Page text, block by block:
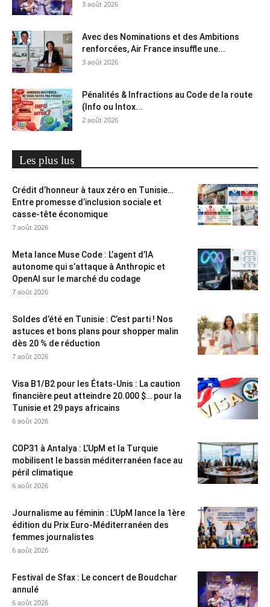
3 août 2026
Avec des Nominations et des Ambitions
renforcées, Air France insuffle une...
3 août 2026
Pénalités & Infractions au Code de la route
(Info ou Intox...
2 août 2026
Les plus lus
Crédit d’honneur à taux zéro en Tunisie…
Entre promesse d’inclusion sociale et
casse-tête économique
7 août 2026
Meta lance Muse Code : L’agent d’IA
autonome qui s’attaque à Anthropic et
OpenAI sur le marché du codage
7 août 2026
Soldes d’été en Tunisie : C’est parti ! Nos
astuces et bons plans pour shopper malin
dès 20 % de réduction
7 août 2026
Visa B1/B2 pour les États-Unis : La caution
financière peut atteindre 20.000 $… pour la
Tunisie et 29 pays africains
6 août 2026
COP31 à Antalya : L’UpM et la Turquie
mobilisent le bassin méditerranéen face au
péril climatique
6 août 2026
Journalisme au féminin : L’UpM lance la 1ère
édition du Prix Euro-Méditerranéen des
femmes journalistes
6 août 2026
Festival de Sfax : Le concert de Boudchar
annulé
6 août 2026